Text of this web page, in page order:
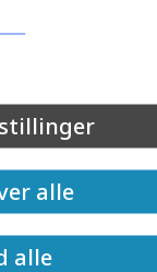
alle
alle